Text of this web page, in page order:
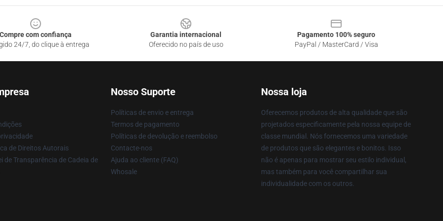
Compre com confiança
24/7, do clique à entrega
Garantia internacional
Oferecido no país de uso
Pagamento 100% seguro
PayPal / MasterCard / Visa
de Direitos Autorais
de Transparência de Cadeia de
Nosso Suporte
Políticas de envio e entrega
Termos de pagamento
Políticas de devolução e reembolso
Contacte-nos
Ajuda ao cliente (FAQ)
Whosale
Nossa loja
Oferecemos produtos de alta qualidade que são
projetados especificamente pela nossa equipe de
classe mundial. Nós fornecemos uma variedade
de produtos que são elegantes e bonitos. Isso
não é apenas para mostrar seu estilo individual,
mas também para você compartilhar sua
individualidade com os outros.